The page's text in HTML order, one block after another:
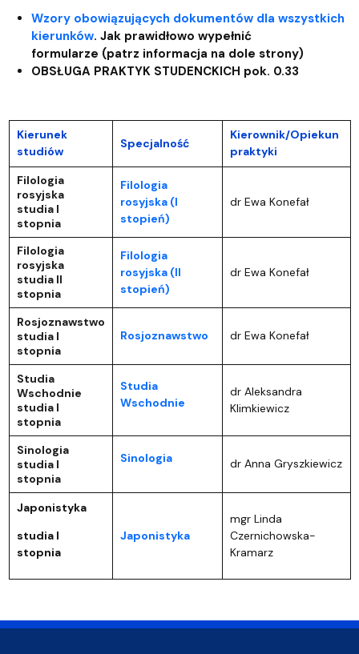
Wzory obowiązujących dokumentów dla wszystkich
kierunków. Jak prawidłowo wypełnić
formularze (patrz informacja na dole strony)
OBSŁUGA PRAKTYK STUDENCKICH pok. 0.33
Kierunek
studiów
Specjalność
Kierownik/Opiekun
praktyki
Filologia
rosyjska
studia I
stopnia
Filologia
rosyjska (I
stopień)
dr Ewa Konefał
Filologia
rosyjska
studia II
stopnia
Filologia
rosyjska (II
stopień)
dr Ewa Konefał
Rosjoznawstwo
studia I
stopnia
Rosjoznawstwo dr Ewa Konefał
Studia
Wschodnie
studia I
stopnia
Studia
Wschodnie
dr Aleksandra
Klimkiewicz
Sinologia
studia I
stopnia
Sinologia dr Anna Gryszkiewicz
Japonistyka
studia I
stopnia
Japonistyka
mgr Linda
Czernichowska-
Kramarz